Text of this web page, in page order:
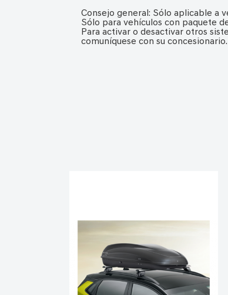
Consejo general: Sólo aplicable a
Sólo para vehículos con paquete
Para activar o desactivar otros
comuníquese con su concesionario.